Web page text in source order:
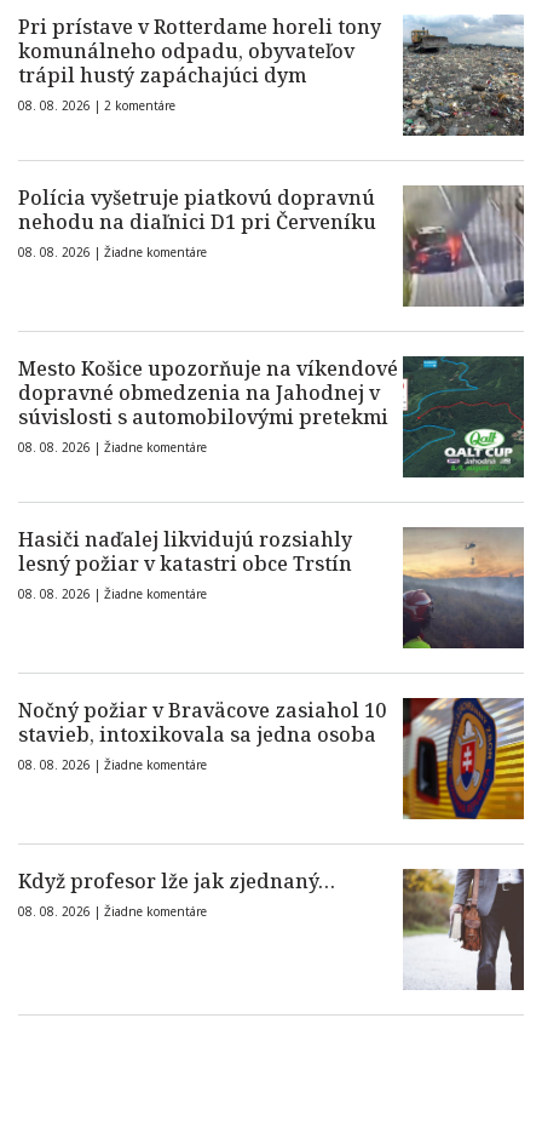
Pri prístave v Rotterdame horeli tony
komunálneho odpadu, obyvateľov
trápil hustý zapáchajúci dym
08. 08. 2026 | 2 komentáre
Polícia vyšetruje piatkovú dopravnú
nehodu na diaľnici D1 pri Červeníku
08. 08. 2026 | Žiadne komentáre
Mesto Košice upozorňuje na víkendové
dopravné obmedzenia na Jahodnej v
súvislosti s automobilovými pretekmi
08. 08. 2026 | Žiadne komentáre
Hasiči naďalej likvidujú rozsiahly
lesný požiar v katastri obce Trstín
08. 08. 2026 | Žiadne komentáre
Nočný požiar v Braväcove zasiahol 10
stavieb, intoxikovala sa jedna osoba
08. 08. 2026 | Žiadne komentáre
Když profesor lže jak zjednaný…
08. 08. 2026 | Žiadne komentáre